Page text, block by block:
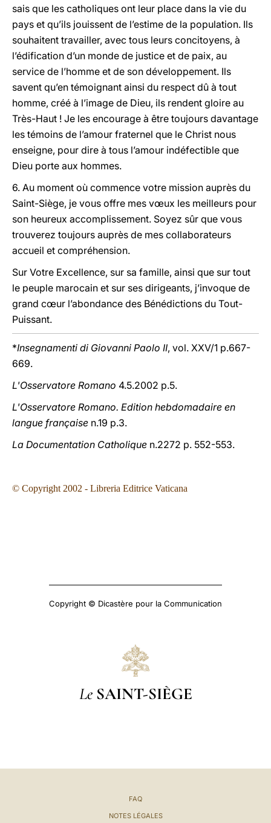
sais que les catholiques ont leur place dans la vie du
pays et qu’ils jouissent de l’estime de la population. Ils
souhaitent travailler, avec tous leurs concitoyens, à
l’édification d’un monde de justice et de paix, au
service de l’homme et de son développement. Ils
savent qu’en témoignant ainsi du respect dû à tout
homme, créé à l’image de Dieu, ils rendent gloire au
Très-Haut ! Je les encourage à être toujours davantage
les témoins de l’amour fraternel que le Christ nous
enseigne, pour dire à tous l’amour indéfectible que
Dieu porte aux hommes.
6. Au moment où commence votre mission auprès du
Saint-Siège, je vous offre mes vœux les meilleurs pour
son heureux accomplissement. Soyez sûr que vous
trouverez toujours auprès de mes collaborateurs
accueil et compréhension.
Sur Votre Excellence, sur sa famille, ainsi que sur tout
le peuple marocain et sur ses dirigeants, j’invoque de
grand cœur l’abondance des Bénédictions du Tout-
Puissant.
*Insegnamenti di Giovanni Paolo II, vol. XXV/1 p.667-
669.
L'Osservatore Romano 4.5.2002 p.5.
L'Osservatore Romano. Edition hebdomadaire en
langue française n.19 p.3.
La Documentation Catholique n.2272 p. 552-553.
© Copyright 2002 - Libreria Editrice Vaticana
Copyright © Dicastère pour la Communication
Le SAINT-SIÈGE
FAQ
NOTES LÉGALES